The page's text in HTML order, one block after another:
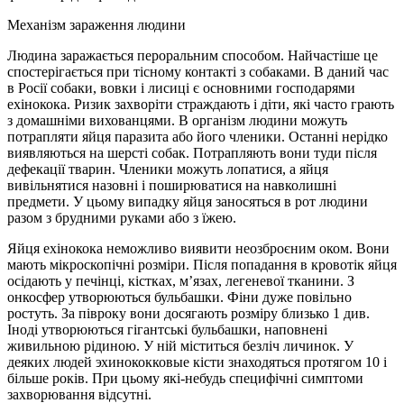
Механізм зараження людини
Людина заражається пероральним способом. Найчастіше це
спостерігається при тісному контакті з собаками. В даний час
в Росії собаки, вовки і лисиці є основними господарями
ехінокока. Ризик захворіти страждають і діти, які часто грають
з домашніми вихованцями. В організм людини можуть
потрапляти яйця паразита або його членики. Останні нерідко
виявляються на шерсті собак. Потрапляють вони туди після
дефекації тварин. Членики можуть лопатися, а яйця
вивільнятися назовні і поширюватися на навколишні
предмети. У цьому випадку яйця заносяться в рот людини
разом з брудними руками або з їжею.
Яйця ехінокока неможливо виявити неозброєним оком. Вони
мають мікроскопічні розміри. Після попадання в кровотік яйця
осідають у печінці, кістках, м’язах, легеневої тканини. З
онкосфер утворюються бульбашки. Фіни дуже повільно
ростуть. За півроку вони досягають розміру близько 1 див.
Іноді утворюються гігантські бульбашки, наповнені
живильною рідиною. У ній міститься безліч личинок. У
деяких людей эхинококковые кісти знаходяться протягом 10 і
більше років. При цьому які-небудь специфічні симптоми
захворювання відсутні.